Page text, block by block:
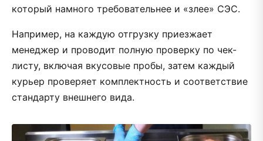
который намного требовательнее и «злее» СЭС.
Например, на каждую отгрузку приезжает
менеджер и проводит полную проверку по чек-
листу, включая вкусовые пробы, затем каждый
курьер проверяет комплектность и соответствие
стандарту внешнего вида.